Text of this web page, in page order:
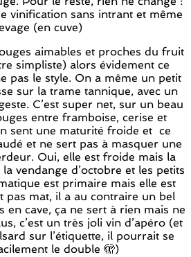
vinification sans intrant et même
(en cuve)
aimables et proches du fruit
simpliste) alors évidement ce
pas le style. On a même un petit
sur la trame tannique, avec un
C’est super net, sur un beau
entre framboise, cerise et
sent une maturité froide et ce
et ne sert pas à masquer une
Oui, elle est froide mais la
vendange d’octobre et les petits
est primaire mais elle est
pas mat, il a au contraire un bel
en cave, ça ne sert à rien mais ne
c’est un très joli vin d’apéro (et
sur l’étiquette, il pourrait se
le double 🫣)